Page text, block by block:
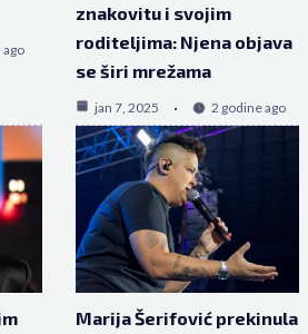
ago
znakovitu i svojim
roditeljima: Njena objava
se širi mrežama
jan 7, 2025 2 godine ago
Marija Šerifović prekinula